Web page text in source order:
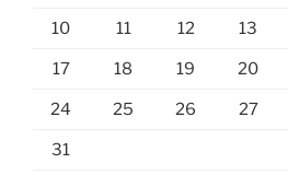
10 11 12 13
17 18 19 20
24 25 26 27
31